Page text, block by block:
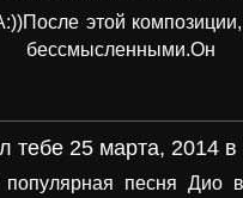
этой
тебе 25 марта, 2014
песня Дио